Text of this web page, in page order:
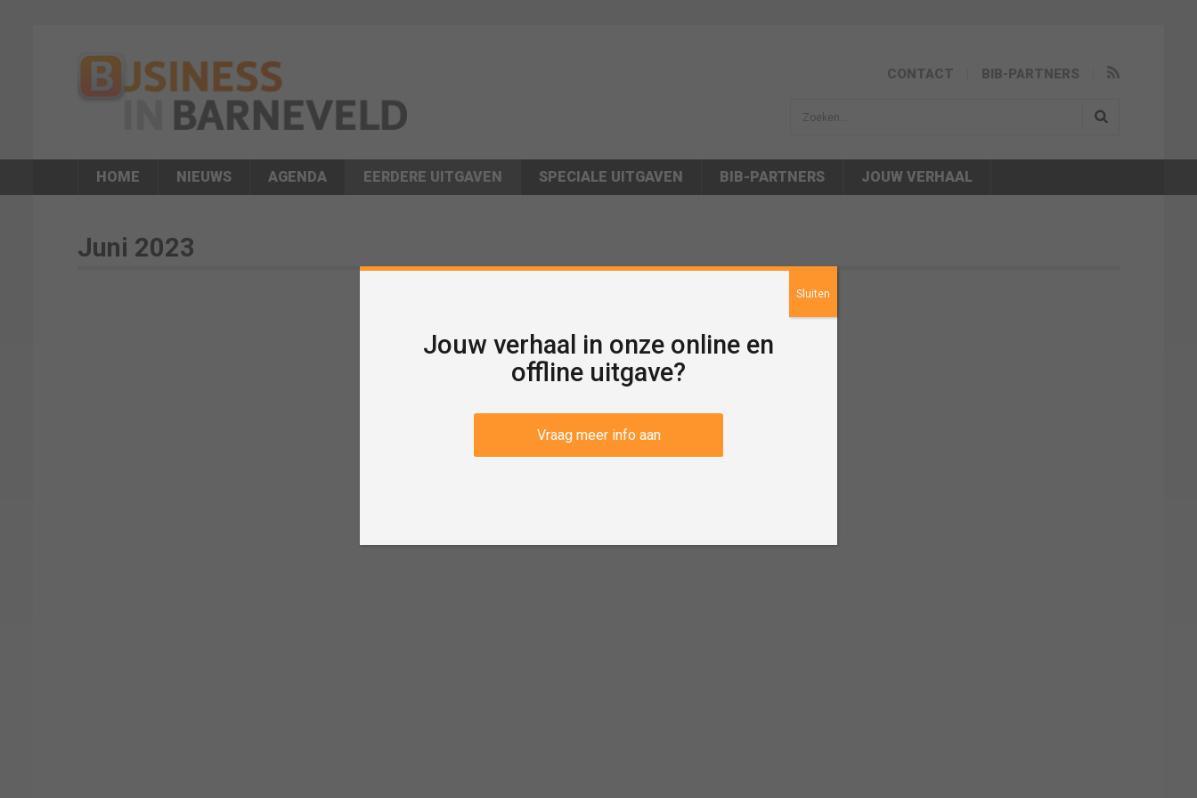
CONTACT BIB-PARTNERS
sisea.search
HOME NIEUWS AGENDA EERDERE UITGAVEN SPECIALE UITGAVEN BIB-PARTNERS JOUW VERHAAL
Juni 2023
Jouw verhaal in onze online en
offline uitgave?
Vraag meer info aan
Sluiten